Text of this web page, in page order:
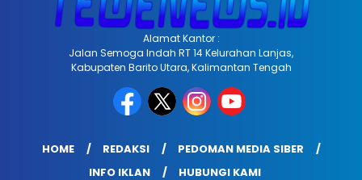
Alamat Kantor :
Jalan Semoga Indah RT 14 Kelurahan Lanjas,
Kabupaten Barito Utara, Kalimantan Tengah
HOME REDAKSI
PEDOMAN MEDIA SIBER
INFO IKLAN
HUBUNGI KAMI